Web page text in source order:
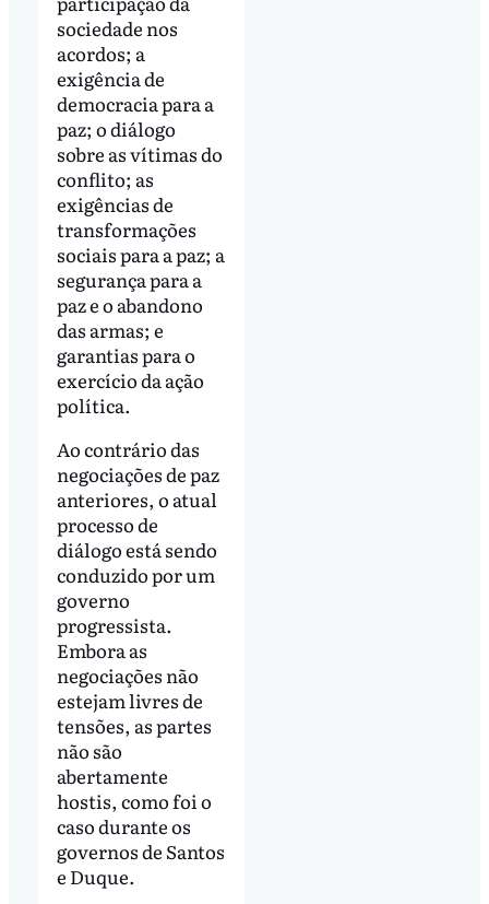
sociedade nos
acordos; a
exigência de
democracia para a
paz; o diálogo
sobre as vítimas do
conflito; as
exigências de
transformações
sociais para a paz; a
segurança para a
paz e o abandono
das armas; e
garantias para o
exercício da ação
política.
Ao contrário das
negociações de paz
anteriores, o atual
processo de
diálogo está sendo
conduzido por um
governo
progressista.
Embora as
negociações não
estejam livres de
tensões, as partes
não são
abertamente
hostis, como foi o
caso durante os
governos de Santos
e Duque.